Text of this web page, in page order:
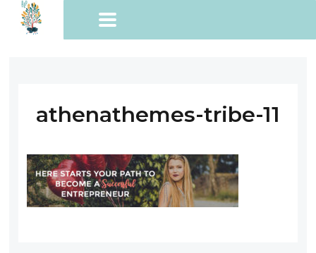
athenathemes-tribe-11